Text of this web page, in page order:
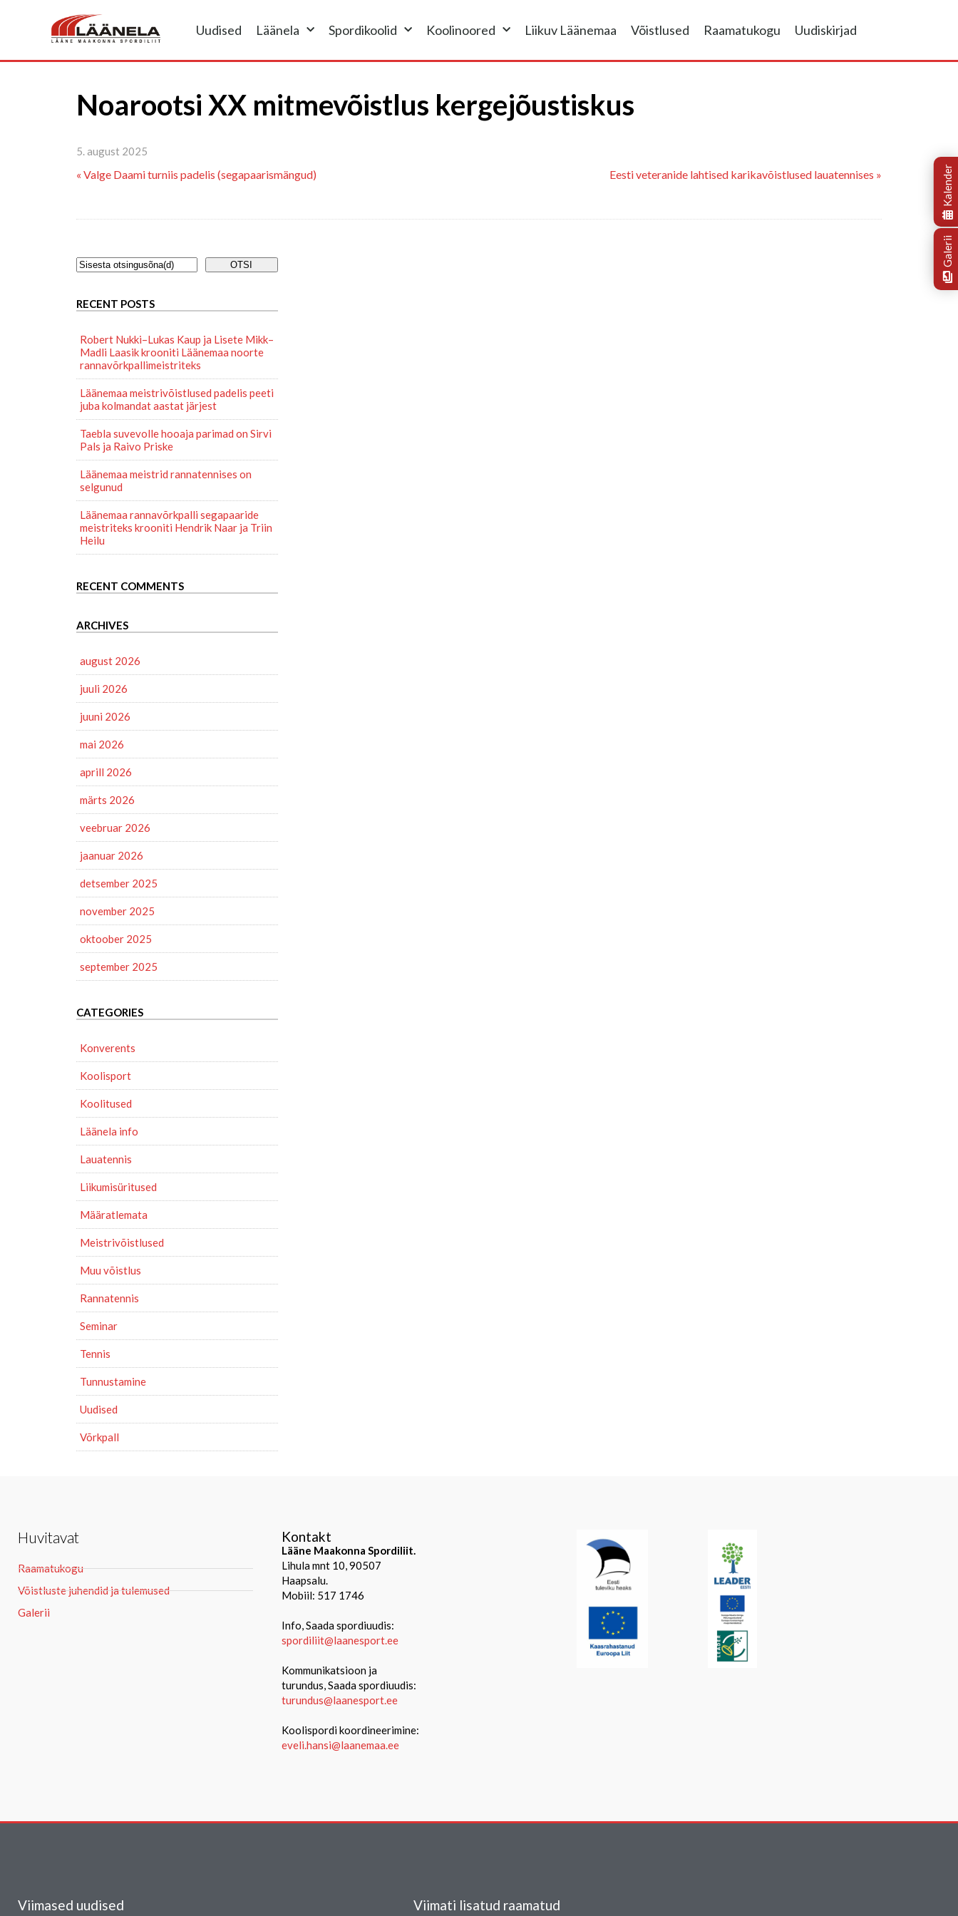
Kalender
Galerii
Uudised Läänela Spordikoolid Koolinoored Liikuv Läänemaa Võistlused Raamatukogu Uudiskirjad
Noarootsi XX mitmevõistlus kergejõustiskus
5. august 2025
« Valge Daami turniis padelis (segapaarismängud) Eesti veteranide lahtised karikavõistlused lauatennises »
RECENT POSTS
Robert Nukki–Lukas Kaup ja Lisete Mikk–
Madli Laasik krooniti Läänemaa noorte
rannavõrkpallimeistriteks
Läänemaa meistrivõistlused padelis peeti
juba kolmandat aastat järjest
Taebla suvevolle hooaja parimad on Sirvi
Pals ja Raivo Priske
Läänemaa meistrid rannatennises on
selgunud
Läänemaa rannavõrkpalli segapaaride
meistriteks krooniti Hendrik Naar ja Triin
Heilu
RECENT COMMENTS
ARCHIVES
august 2026
juuli 2026
juuni 2026
mai 2026
aprill 2026
märts 2026
veebruar 2026
jaanuar 2026
detsember 2025
november 2025
oktoober 2025
september 2025
CATEGORIES
Konverents
Koolisport
Koolitused
Läänela info
Lauatennis
Liikumisüritused
Määratlemata
Meistrivõistlused
Muu võistlus
Rannatennis
Seminar
Tennis
Tunnustamine
Uudised
Võrkpall
Huvitavat
Raamatukogu
Võistluste juhendid ja tulemused
Galerii
Kontakt
Lääne Maakonna Spordiliit.
Lihula mnt 10, 90507
Haapsalu.
Mobiil: 517 1746
Info, Saada spordiuudis:
spordiliit@laanesport.ee
Kommunikatsioon ja
turundus, Saada spordiuudis:
turundus@laanesport.ee
Koolispordi koordineerimine:
eveli.hansi@laanemaa.ee
Viimased uudised Viimati lisatud raamatud